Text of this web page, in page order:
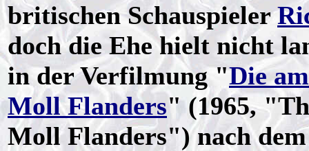
britischen Schauspieler
doch die Ehe hielt nicht
in der Verfilmung "Die
Moll Flanders" (1965,
Moll Flanders") nach